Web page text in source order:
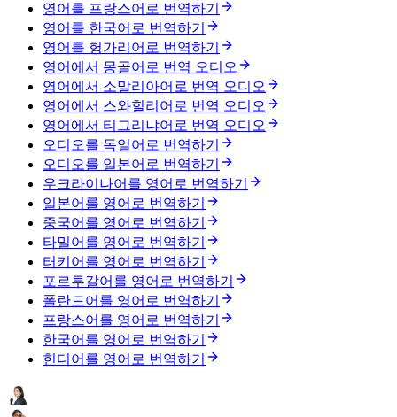
영어를 프랑스어로 번역하기
영어를 한국어로 번역하기
영어를 헝가리어로 번역하기
영어에서 몽골어로 번역 오디오
영어에서 소말리아어로 번역 오디오
영어에서 스와힐리어로 번역 오디오
영어에서 티그리냐어로 번역 오디오
오디오를 독일어로 번역하기
오디오를 일본어로 번역하기
우크라이나어를 영어로 번역하기
일본어를 영어로 번역하기
중국어를 영어로 번역하기
타밀어를 영어로 번역하기
터키어를 영어로 번역하기
포르투갈어를 영어로 번역하기
폴란드어를 영어로 번역하기
프랑스어를 영어로 번역하기
한국어를 영어로 번역하기
힌디어를 영어로 번역하기